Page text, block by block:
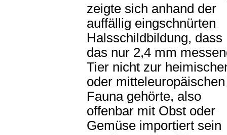
zeigte sich anhand der
auffällig eingschnürten
Halsschildbildung, dass
das nur 2,4 mm
Tier nicht zur
oder mitteleuropäischen
Fauna gehörte, also
offenbar mit Obst oder
Gemüse importiert sein